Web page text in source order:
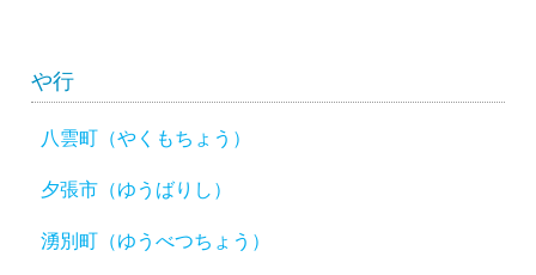
や行
八雲町（やくもちょう）
夕張市（ゆうばりし）
湧別町（ゆうべつちょう）